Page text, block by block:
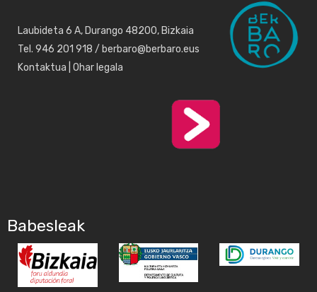
Laubideta 6 A, Durango 48200, Bizkaia
Tel. 946 201 918 / berbaro@berbaro.eus
Kontaktua Ohar legala
Babesleak